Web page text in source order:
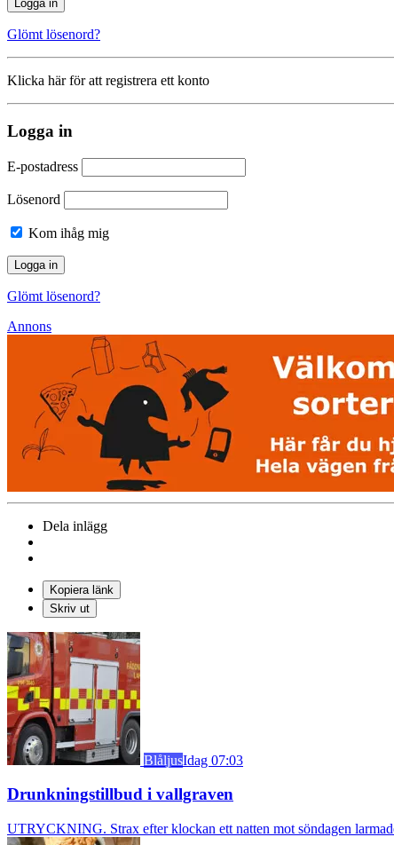
Glömt lösenord?
Klicka här för att registrera ett konto
Logga in
E-postadress
Lösenord
Kom ihåg mig
Glömt lösenord?
Annons
Dela inlägg
Kopiera länk
Skriv ut
BlåljusIdag 07:03
Drunkningstillbud i vallgraven
UTRYCKNING. Strax efter klockan ett natten mot söndagen